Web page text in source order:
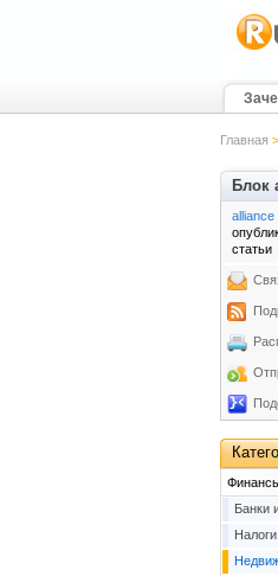
Главная >
Блок
alliance
статьи
Банки
Налоги